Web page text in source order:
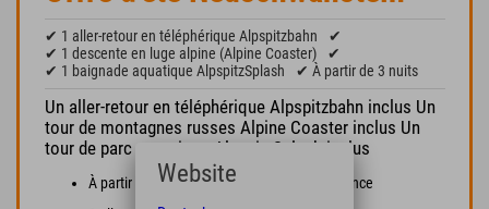
✔ 1 aller-retour en téléphérique Alpspitzbahn
✔
✔ 1 descente en luge alpine (Alpine Coaster)
✔
✔ 1 baignade aquatique AlpspitzSplash
✔ À partir de 3 nuits
Un aller-retour en téléphérique Alpspitzbahn inclus Un
tour de montagnes russes Alpine Coaster inclus Un
tour de parc aquatique AlpspitzSplash inclus
À partir de 3 nuits en chambre design tendance
Website